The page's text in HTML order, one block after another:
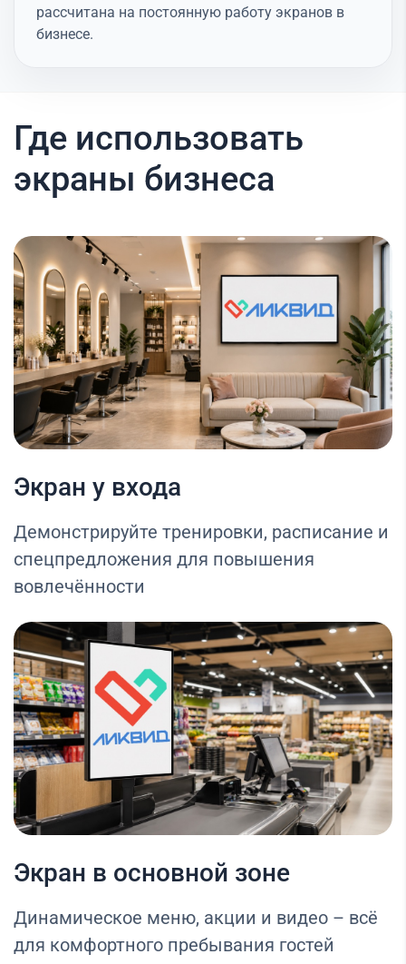
рассчитана на постоянную работу экранов в
бизнесе.
Где использовать
экраны бизнеса
Экран у входа
Демонстрируйте тренировки, расписание и
спецпредложения для повышения
вовлечённости
Экран в основной зоне
Динамическое меню, акции и видео – всё
для комфортного пребывания гостей